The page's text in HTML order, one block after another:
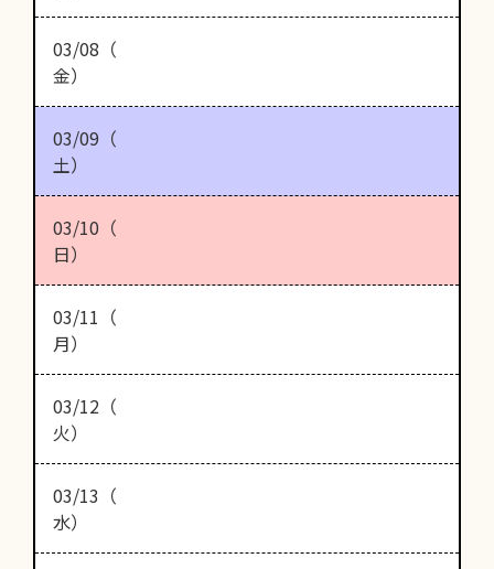
03/08（
金）
03/09（
土）
03/10（
日）
03/11（
月）
03/12（
火）
03/13（
水）